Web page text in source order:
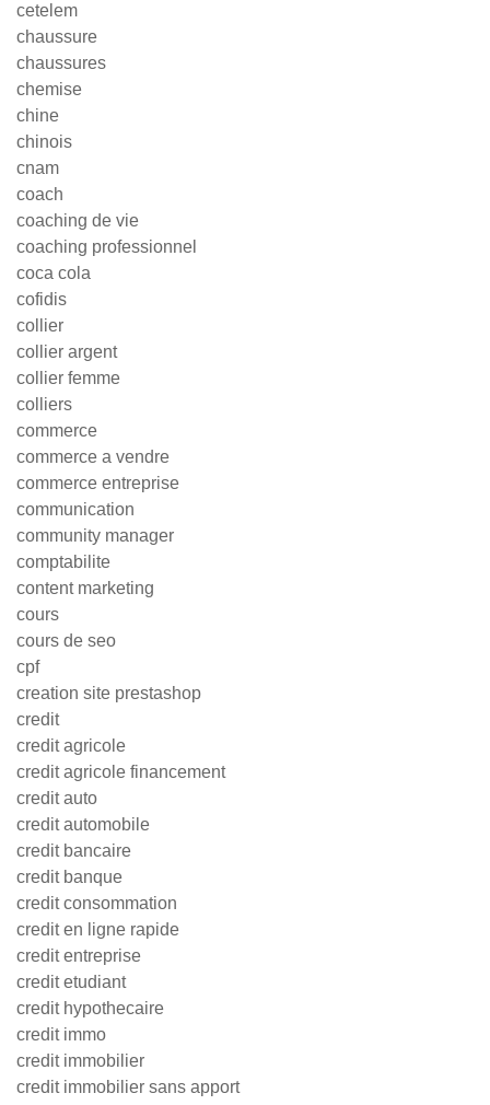
cetelem
chaussure
chaussures
chemise
chine
chinois
cnam
coach
coaching de vie
coaching professionnel
coca cola
cofidis
collier
collier argent
collier femme
colliers
commerce
commerce a vendre
commerce entreprise
communication
community manager
comptabilite
content marketing
cours
cours de seo
cpf
creation site prestashop
credit
credit agricole
credit agricole financement
credit auto
credit automobile
credit bancaire
credit banque
credit consommation
credit en ligne rapide
credit entreprise
credit etudiant
credit hypothecaire
credit immo
credit immobilier
credit immobilier sans apport